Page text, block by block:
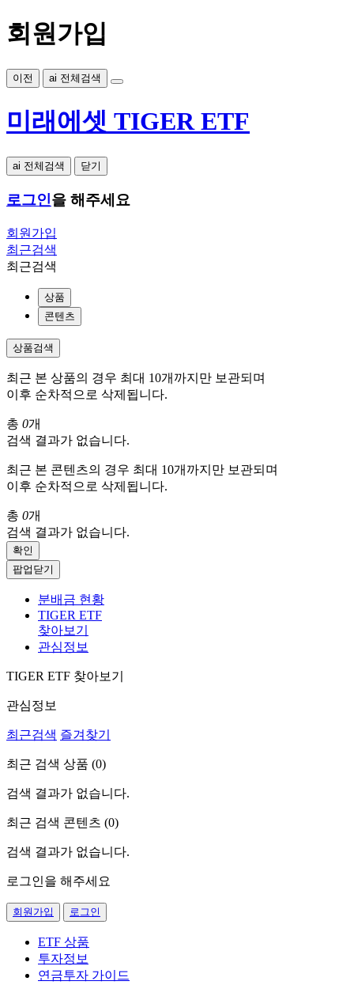
회원가입
이전 ai 전체검색
미래에셋 TIGER ETF
ai 전체검색 닫기
로그인을 해주세요
회원가입
최근검색
최근검색
상품
콘텐츠
상품검색
최근 본 상품의 경우 최대 10개까지만 보관되며
이후 순차적으로 삭제됩니다.
총 0개
검색 결과가 없습니다.
최근 본 콘텐츠의 경우 최대 10개까지만 보관되며
이후 순차적으로 삭제됩니다.
총 0개
검색 결과가 없습니다.
확인
팝업닫기
분배금 현황
TIGER ETF
찾아보기
관심정보
TIGER ETF 찾아보기
관심정보
최근검색 즐겨찾기
최근 검색 상품 (0)
검색 결과가 없습니다.
최근 검색 콘텐츠 (0)
검색 결과가 없습니다.
로그인을 해주세요
회원가입 로그인
ETF 상품
투자정보
연금투자 가이드